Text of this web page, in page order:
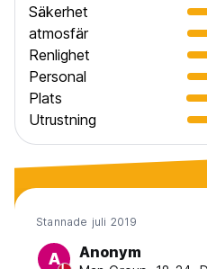
Säkerhet
atmosfär
Renlighet
Personal
Plats
Utrustning
Stannade juli 2019
A Anonym